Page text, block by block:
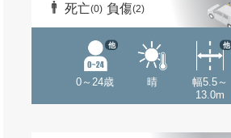
死亡(0) 負傷(2)
0～24歳
他
晴
幅5.5～
13.0m
他